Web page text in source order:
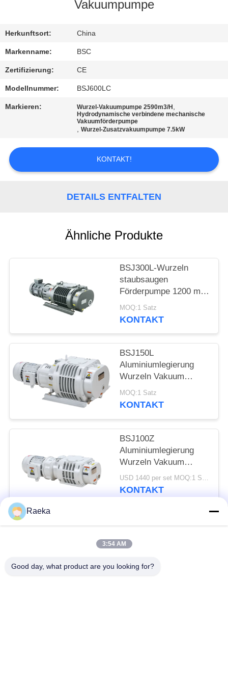
MIT
UNS
BITTE UM
EIN
BAOSI
COMPRESSOR
DATENSCHUTZRICHTLINIE
Vakuumpumpe
Herkunftsort: China
Markenname: BSC
Zertifizierung: CE
Modellnummer: BSJ600LC
Markieren: Wurzel-Vakuumpumpe 2590m3/H ,
Hydrodynamische verbindene mechanische
Vakuumförderpumpe
,Wurzel-Zusatzvakuumpumpe 7.5kW
KONTAKT!
DETAILS ENTFALTEN
Ähnliche Produkte
BSJ300L-Wurzeln
staubsaugen
Förderpumpe 1200 m-³
/h 3.7kW gute
geometrische
MOQ:1 Satz
KONTAKT
BSJ150L
Aluminiumlegierung
Wurzeln Vakuum
Booster Pumpe
500m3/h 2,2kW
MOQ:1 Satz
KONTAKT
BSJ100Z
Aluminiumlegierung
Wurzeln Vakuum
Booster Pumpe 95m3/h
0,4kW
USD 1440 per set MOQ:1 Satz
KONTAKT
DrehschaufelVakuumpumpe Rollen-Vakuumpumpe
Raeka
3:54 AM
Good day, what product are you looking for?